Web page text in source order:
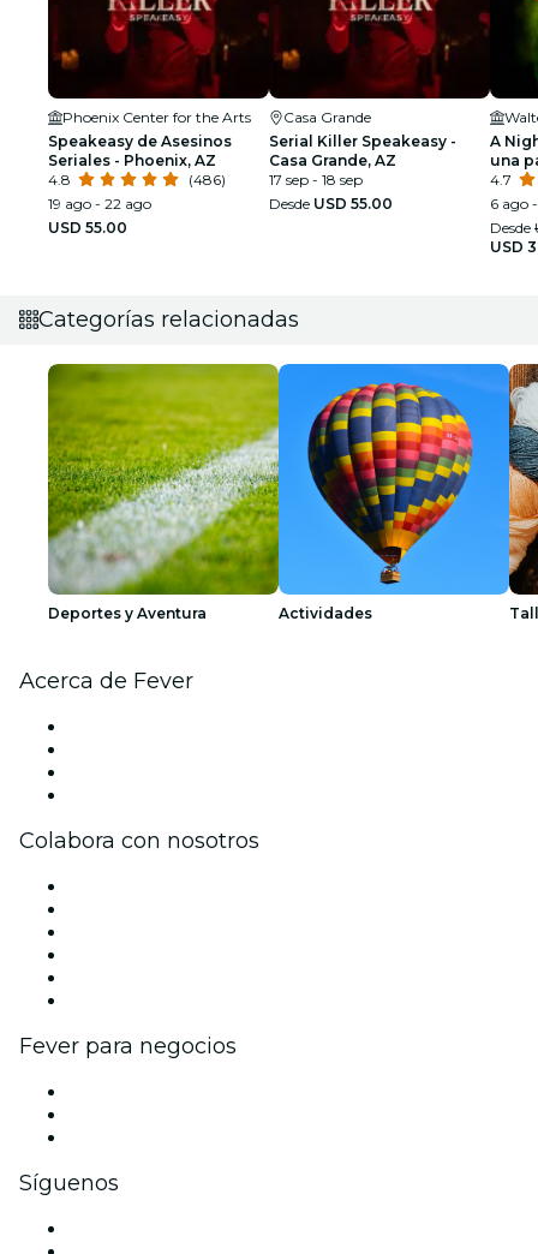
Phoenix Center for the Arts
Speakeasy de Asesinos
Seriales - Phoenix, AZ
4.8
(486)
19 ago - 22 ago
USD 55.00
Casa Grande
Serial Killer Speakeasy -
Casa Grande, AZ
17 sep - 18 sep
Desde USD 55.00
A
una
4.7
6 ago
Desde
USD
Categorías relacionadas
Deportes y Aventura Actividades
Acerca de Fever
Colabora con nosotros
Fever para negocios
Síguenos